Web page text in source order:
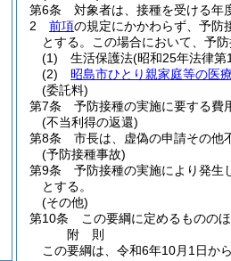
第6条
対象者は、接種を受ける年
2
前項の規定にかかわらず、予防
とする。
この場合において、予
(1)
生活保護法(昭和25年法律第
(2)
昭島市ひとり親家庭等の医
(委託料)
第7条
予防接種の実施に要する費
(不当利得の返還)
第8条
市長は、虚偽の申請その他
(予防接種事故)
第9条
予防接種の実施により発生
とする。
(その他)
第10条
この要綱に定めるものの
附 則
この要綱は、令和6年10月1日か